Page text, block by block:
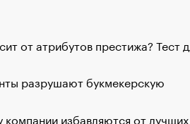
от атрибутов престижа? Тест
разрушают букмекерскую
избавляются от лучших